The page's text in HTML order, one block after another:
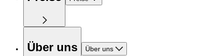
Über uns Über uns